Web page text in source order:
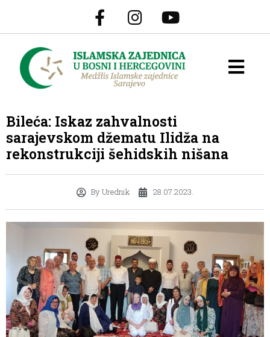
Bileća: Iskaz zahvalnosti
sarajevskom džematu Ilidža na
rekonstrukciji šehidskih nišana
ByUrednik 28.07.2023.